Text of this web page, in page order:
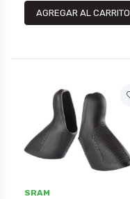
AGREGAR AL CARRITO
SRAM